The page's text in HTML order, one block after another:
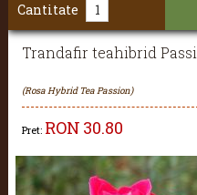
Trandafir teahibrid
(Rosa Hybrid Tea Passion)
Pret: RON 30.80
Cantitate